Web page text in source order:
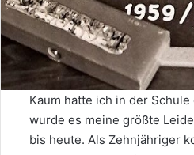
Kaum hatte ich in der
wurde es meine größte
bis heute. Als Zehnjähriger